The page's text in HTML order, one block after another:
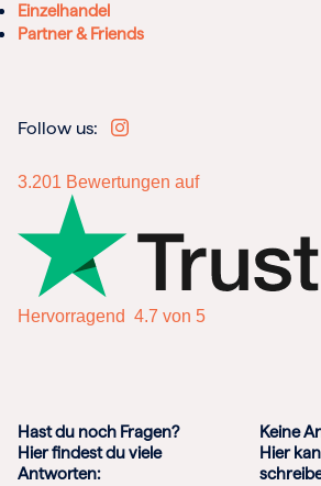
Einzelhandel
Partner & Friends
Follow us:
3.201 Bewertungen auf
Hervorragend 4.7 von 5
Hast du noch Fragen?
Hier findest du viele
Antworten:
Keine
Hier